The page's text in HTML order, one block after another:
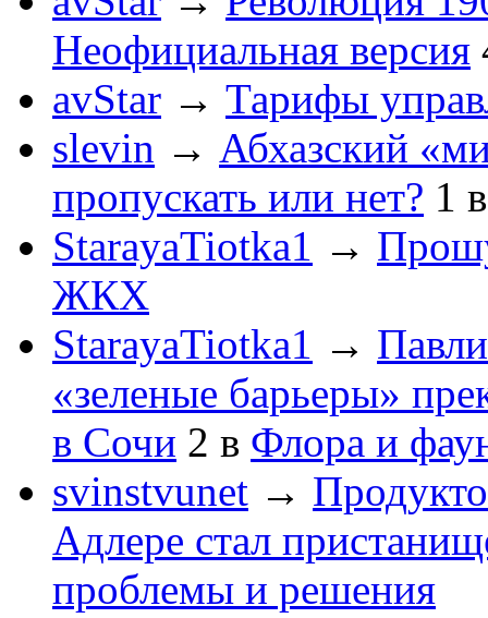
Неофициальная версия
avStar → Тарифы
slevin → Абхазский
пропускать или нет? 1
StarayaTiotka1 →
ЖКХ
StarayaTiotka1 →
«зеленые барьеры»
в Сочи 2 в Флора и
svinstvunet →
Адлере стал
проблемы и решения